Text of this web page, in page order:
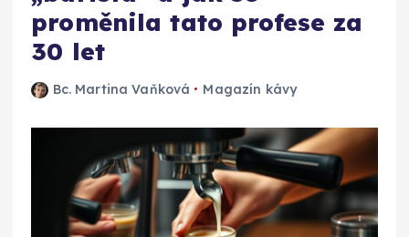
proměnila tato profese za
30 let
Bc. Martina Vaňková Magazín kávy